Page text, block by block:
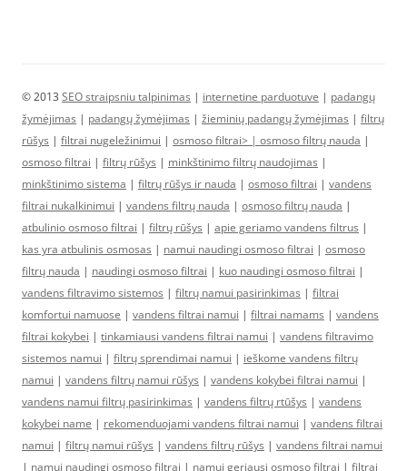
© 2013 SEO straipsniu talpinimas | internetine parduotuve | padangų
žymėjimas | padangų žymėjimas | žieminių padangų žymėjimas | filtrų
rūšys | filtrai nugeležinimui | osmoso filtrai> | osmoso filtrų nauda |
osmoso filtrai | filtrų rūšys | minkštinimo filtrų naudojimas |
minkštinimo sistema | filtrų rūšys ir nauda | osmoso filtrai | vandens
filtrai nukalkinimui | vandens filtrų nauda | osmoso filtrų nauda |
atbulinio osmoso filtrai | filtrų rūšys | apie geriamo vandens filtrus |
kas yra atbulinis osmosas | namui naudingi osmoso filtrai | osmoso
filtrų nauda | naudingi osmoso filtrai | kuo naudingi osmoso filtrai |
vandens filtravimo sistemos | filtrų namui pasirinkimas | filtrai
komfortui namuose | vandens filtrai namui | filtrai namams | vandens
filtrai kokybei | tinkamiausi vandens filtrai namui | vandens filtravimo
sistemos namui | filtrų sprendimai namui | ieškome vandens filtrų
namui | vandens filtrų namui rūšys | vandens kokybei filtrai namui |
vandens namui filtrų pasirinkimas | vandens filtrų rtūšys | vandens
kokybei name | rekomenduojami vandens filtrai namui | vandens filtrai
namui | filtrų namui rūšys | vandens filtrų rūšys | vandens filtrai namui
| namui naudingi osmoso filtrai | namui geriausi osmoso filtrai | filtrai